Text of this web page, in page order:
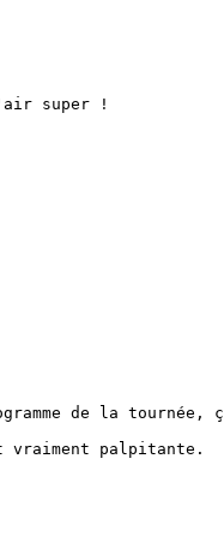
super !
de la tournée,
vraiment palpitante.